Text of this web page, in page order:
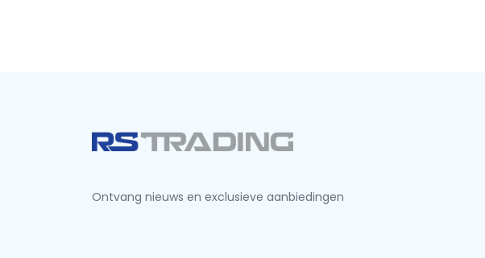
Ontvang nieuws en exclusieve aanbiedingen